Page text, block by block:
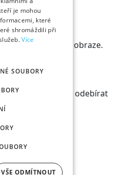
a Královny jsou v obraze.
na mail.
osobních údajů
odebírat
je mohou
které
shromáždili při
Více
SOUBORY
VŠE ODMÍTNOUT